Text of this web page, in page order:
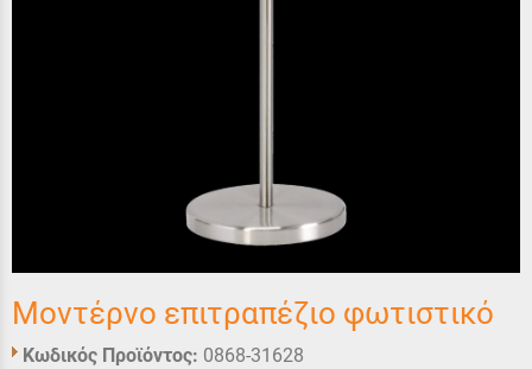
Μοντέρνο επιτραπέζιο φωτιστικό
Κωδικός Προϊόντος: 0868-31628